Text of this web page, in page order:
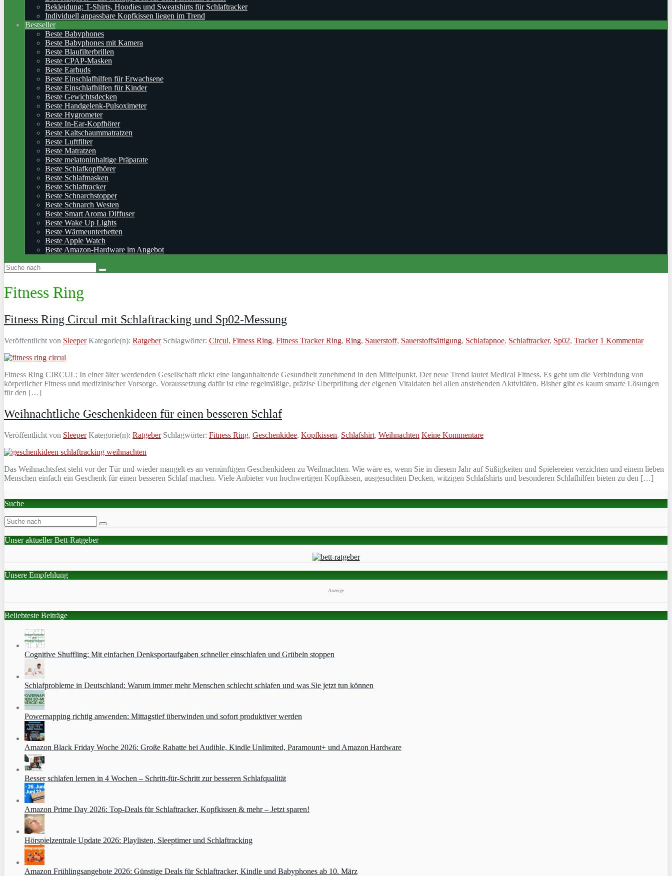
Bekleidung: T-Shirts, Hoodies und Sweatshirts für Schlaftracker
Individuell anpassbare Kopfkissen liegen im Trend
Bestseller
Beste Babyphones
Beste Babyphones mit Kamera
Beste Blaufilterbrillen
Beste CPAP-Masken
Beste Earbuds
Beste Einschlafhilfen für Erwachsene
Beste Einschlafhilfen für Kinder
Beste Gewichtsdecken
Beste Handgelenk-Pulsoximeter
Beste Hygrometer
Beste In-Ear-Kopfhörer
Beste Kaltschaummatratzen
Beste Luftfilter
Beste Matratzen
Beste melatoninhaltige Präparate
Beste Schlafkopfhörer
Beste Schlafmasken
Beste Schlaftracker
Beste Schnarchstopper
Beste Schnarch Westen
Beste Smart Aroma Diffuser
Beste Wake Up Lights
Beste Wärmeunterbetten
Beste Apple Watch
Beste Amazon-Hardware im Angebot
Fitness Ring
Fitness Ring Circul mit Schlaftracking und Sp02-Messung
Veröffentlicht von Sleeper Kategorie(n): RatgeberSchlagwörter: Circul, Fitness Ring, Fitness Tracker Ring, Ring, Sauerstoff, Sauerstoffsättigung, Schlafapnoe, Schlaftracker, Sp02, Tracker 1 Kommentar
Fitness Ring CIRCUL: In einer älter werdenden Gesellschaft rückt eine langanhaltende Gesundheit zunehmend in den Mittelpunkt. Der neue Trend lautet Medical Fitness. Es geht um die Verbindung von
körperlicher Fitness und medizinischer Vorsorge. Voraussetzung dafür ist eine regelmäßige, präzise Überprüfung der eigenen Vitaldaten bei allen anstehenden Aktivitäten. Bisher gibt es kaum smarte Lösungen
für den […]
Weihnachtliche Geschenkideen für einen besseren Schlaf
Veröffentlicht von Sleeper Kategorie(n): RatgeberSchlagwörter: Fitness Ring, Geschenkidee, Kopfkissen, Schlafshirt, Weihnachten Keine Kommentare
Das Weihnachtsfest steht vor der Tür und wieder mangelt es an vernünftigen Geschenkideen zu Weihnachten. Wie wäre es, wenn Sie in diesem Jahr auf Süßigkeiten und Spielereien verzichten und einem lieben
Menschen einfach ein Geschenk für einen besseren Schlaf machen. Viele Anbieter von hochwertigen Kopfkissen, ausgesuchten Decken, witzigen Schlafshirts und besonderen Schlafhilfen bieten zu den […]
Suche
Unser aktueller Bett-Ratgeber
Unsere Empfehlung
Anzeige
Beliebteste Beiträge
Cognitive Shuffling: Mit einfachen Denksportaufgaben schneller einschlafen und Grübeln stoppen
Schlafprobleme in Deutschland: Warum immer mehr Menschen schlecht schlafen und was Sie jetzt tun können
Powernapping richtig anwenden: Mittagstief überwinden und sofort produktiver werden
Amazon Black Friday Woche 2026: Große Rabatte bei Audible, Kindle Unlimited, Paramount+ und Amazon Hardware
Besser schlafen lernen in 4 Wochen – Schritt‑für‑Schritt zur besseren Schlafqualität
Amazon Prime Day 2026: Top-Deals für Schlaftracker, Kopfkissen & mehr – Jetzt sparen!
Hörspielzentrale Update 2026: Playlisten, Sleeptimer und Schlaftracking
Amazon Frühlingsangebote 2026: Günstige Deals für Schlaftracker, Kindle und Babyphones ab 10. März